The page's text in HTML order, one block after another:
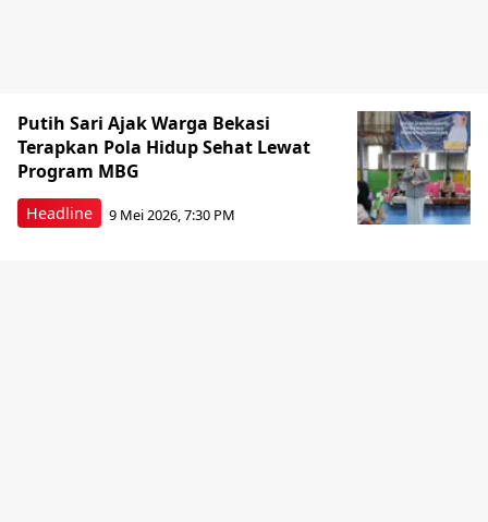
Headline
Putih Sari Ajak Warga Bekasi
Terapkan Pola Hidup Sehat Lewat
Program MBG
9 Mei 2026, 7:30 PM